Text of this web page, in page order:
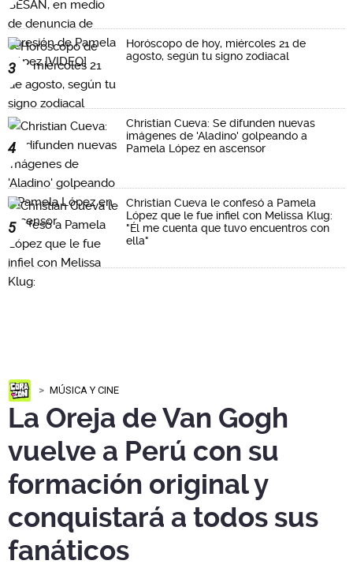
3
Horóscopo de hoy, miércoles 21 de
agosto, según tu signo zodiacal
4
Christian Cueva: Se difunden nuevas
imágenes de 'Aladino' golpeando a
Pamela López en ascensor
5
Christian Cueva le confesó a Pamela
López que le fue infiel con Melissa Klug:
"Él me cuenta que tuvo encuentros con
ella"
MÚSICA Y CINE
La Oreja de Van Gogh
vuelve a Perú con su
formación original y
conquistará a todos sus
fanáticos